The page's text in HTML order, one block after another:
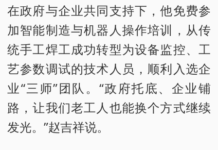
在政府与企业共同支持下，他免费参
加智能制造与机器人操作培训，从传
统手工焊工成功转型为设备监控、工
艺参数调试的技术人员，顺利入选企
业“三师”团队。“政府托底、企业铺
路，让我们老工人也能换个方式继续
发光。”赵吉祥说。